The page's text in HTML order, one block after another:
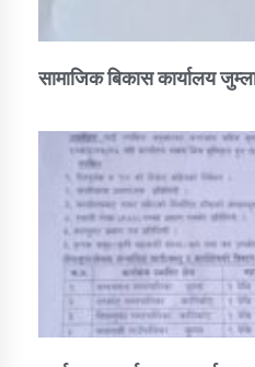
सामाजिक बिकास कार्यालय